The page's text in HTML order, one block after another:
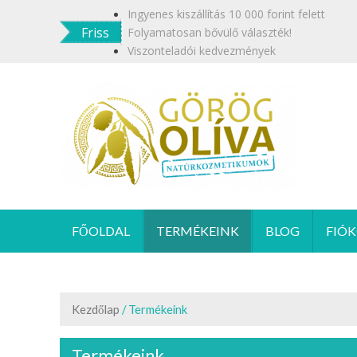
Friss
Ingyenes kiszállítás 10 000 forint felett
Folyamatosan bővülő választék!
Viszonteladói kedvezmények
FŐOLDAL TERMÉKEINK BLOG
Kezdőlap / Termékeink